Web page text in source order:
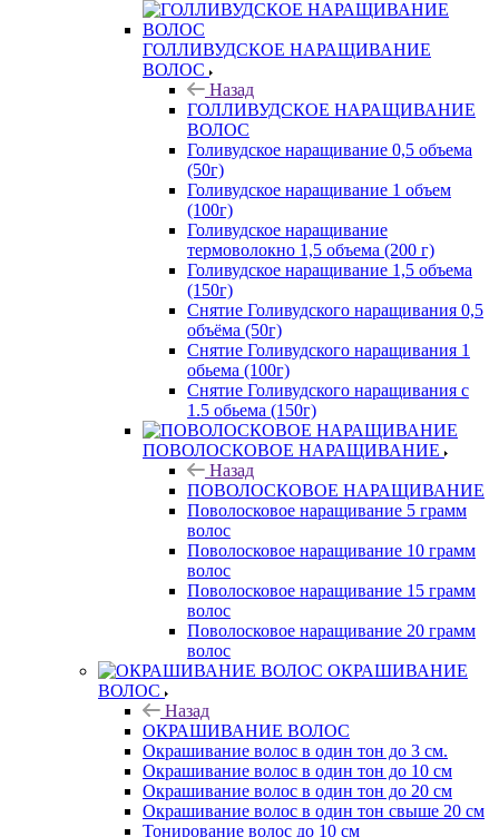
ГОЛЛИВУДСКОЕ НАРАЩИВАНИЕ
ВОЛОС
Назад
ГОЛЛИВУДСКОЕ НАРАЩИВАНИЕ
ВОЛОС
Голивудское наращивание 0,5 объема
(50г)
Голивудское наращивание 1 объем
(100г)
Голивудское наращивание
термоволокно 1,5 объема (200 г)
Голивудское наращивание 1,5 объема
(150г)
Снятие Голивудского наращивания 0,5
объёма (50г)
Снятие Голивудского наращивания 1
обьема (100г)
Снятие Голивудского наращивания с
1.5 обьема (150г)
ПОВОЛОСКОВОЕ НАРАЩИВАНИЕ
Назад
ПОВОЛОСКОВОЕ НАРАЩИВАНИЕ
Поволосковое наращивание 5 грамм
волос
Поволосковое наращивание 10 грамм
волос
Поволосковое наращивание 15 грамм
волос
Поволосковое наращивание 20 грамм
волос
ОКРАШИВАНИЕ
ВОЛОС
Назад
ОКРАШИВАНИЕ ВОЛОС
Окрашивание волос в один тон до 3 см.
Окрашивание волос в один тон до 10 см
Окрашивание волос в один тон до 20 см
Окрашивание волос в один тон свыше 20 см
Тонирование волос до 10 см